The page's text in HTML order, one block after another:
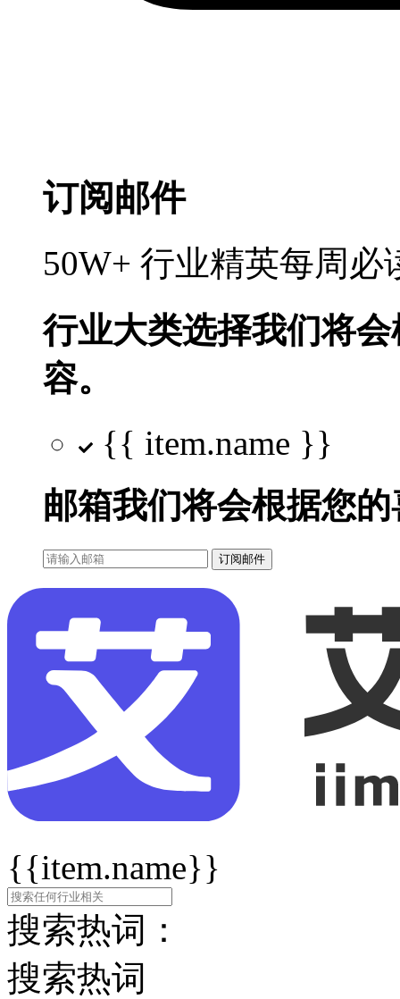
订阅邮件
50W+ 行业精英每周
行业大类选择我们将
容。
{{ item.name }}
邮箱我们将会根据您
订阅邮件
{{item.name}}
搜索热词：
搜索热词